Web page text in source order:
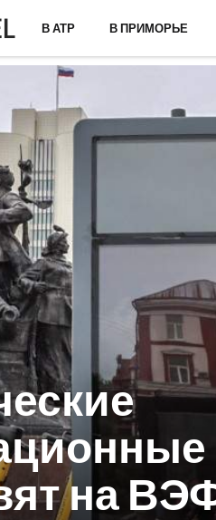
В АТР В ПРИМОРЬЕ
на